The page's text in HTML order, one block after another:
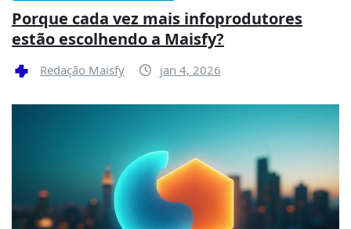
Porque cada vez mais infoprodutores
estão escolhendo a Maisfy?
Redação Maisfy jan 4, 2026